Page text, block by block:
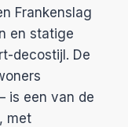
Frankenslag
en statige
decostijl. De
is een van de
met